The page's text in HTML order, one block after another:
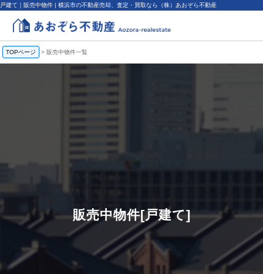
戸建て｜販売中物件 | 横浜市の不動産売却、査定・買取なら（株）あおぞら不動産
TOPページ > 販売中物件一覧
販売中物件[戸建て]